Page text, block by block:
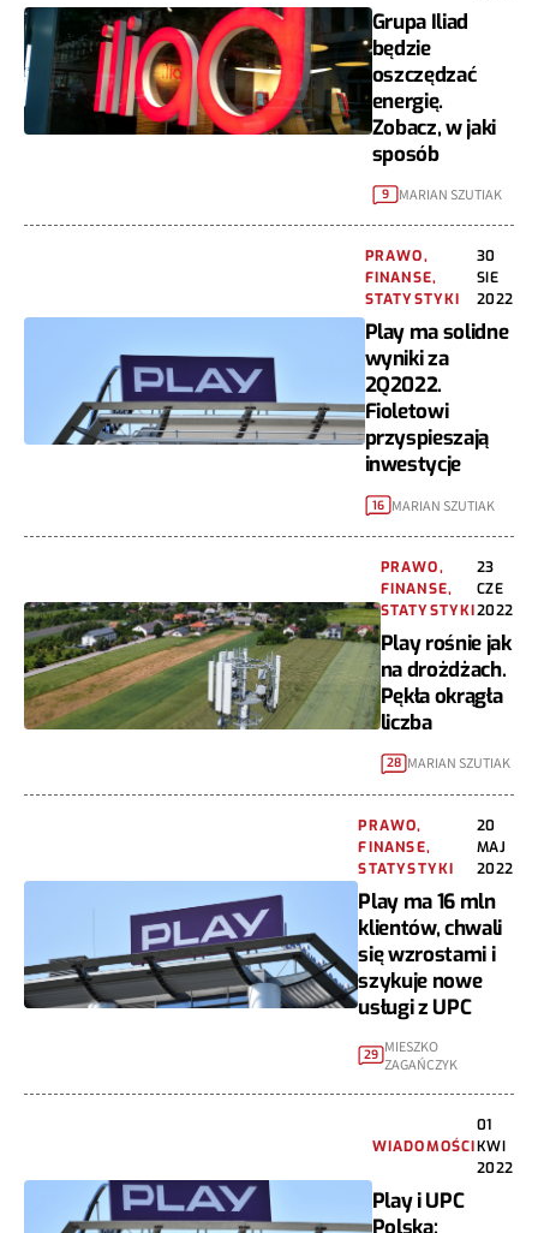
Grupa Iliad
będzie
oszczędzać
energię.
Zobacz, w jaki
sposób
9 MARIAN SZUTIAK
PRAWO,
FINANSE,
STATYSTYKI
30
SIE
2022
Play ma solidne
wyniki za
2Q2022.
Fioletowi
przyspieszają
inwestycje
16 MARIAN SZUTIAK
PRAWO,
FINANSE,
STATYSTYKI
23
CZE
2022
Play rośnie jak
na drożdżach.
Pękła okrągła
liczba
28 MARIAN SZUTIAK
PRAWO,
FINANSE,
STATYSTYKI
20
MAJ
2022
Play ma 16 mln
klientów, chwali
się wzrostami i
szykuje nowe
usługi z UPC
29 MIESZKO
ZAGAŃCZYK
WIADOMOŚCI
01
KWI
2022
Play i UPC
Polska: